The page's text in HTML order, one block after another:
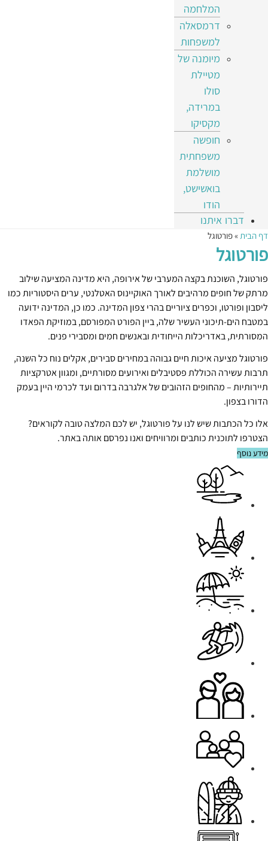
המלחמה
דרמסאלה
למשפחות
מיומנה של
מטיילת
סולו
במרידה,
מקסיקו
חופשה
משפחתית
מושלמת
בואשישט,
הודו
דברו איתנו
דף הבית »פורטוגל
פורטוגל
פורטוגל, השוכנת בקצה המערבי של אירופה, היא מדינה המציעה שילוב
מרתק של חופים מרהיבים לאורך האוקיינוס האטלנטי, ערים היסטוריות כמו
ליסבון ופורטו, וכפרים ציוריים בהרי צפון המדינה. כמו כן, המדינה ידועה
במטבח הים-תיכוני העשיר שלה, ביין הפורט המפורסם, במוזיקת הפאדו
המסורתית, באדריכלות הייחודית ובאנשים חמים ומסבירי פנים.
פורטוגל מציעה איכות חיים גבוהה במחירים סבירים, אקלים נוח כל השנה,
תרבות עשירה הכוללת פסטיבלים ואירועים מסורתיים, ומגוון אטרקציות
תיירותיות – מהחופים הזהובים של אלגרבה בדרום ועד לכרמי היין בעמק
הדורו בצפון.
אלו כל הכתבות שיש לנו על פורטוגל, יש לכם המלצה טובה לקוראים?
הצטרפו לתוכנית כותבים ומרוויחים ואנו נפרסם אותה באתר.
מידע נוסף